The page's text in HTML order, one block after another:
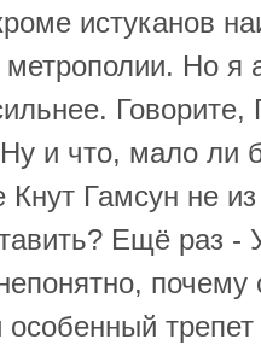
истуканов
Но я
Ну и что, мало ли
Кнут Гамсун не
Ещё раз -
почему
особенный